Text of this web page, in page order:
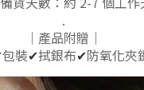
.
｜產品附贈｜
包裝✔拭銀布✔防氧化夾